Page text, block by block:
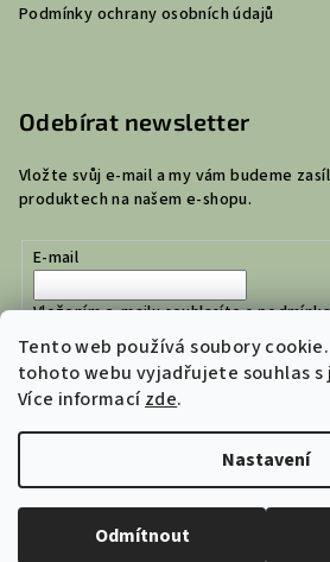
Tento web používá soubory
tohoto webu vyjadřujete souhlas s
Více informacízde.
Nastavení
Odmítnout
Podmínky ochrany osobních údajů
Odebírat newsletter
Vložte svůj e-mail a my vám budeme
produktech na našem e-shopu.
E-mail
Vložením e-mailu souhlasíte s
údajů
Přihlásit se
Upravit